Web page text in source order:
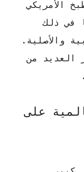
الأمريكي
في ذلك
والأصلية.
العديد من
على